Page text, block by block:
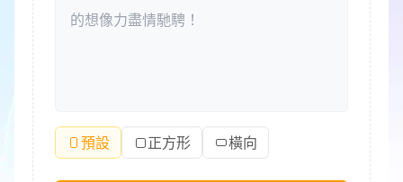
預設 正方形 橫向